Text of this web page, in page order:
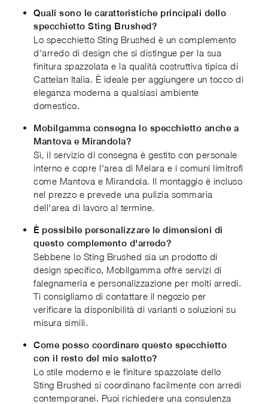
Quali sono le caratteristiche principali dello
specchietto Sting Brushed?
Lo specchietto Sting Brushed è un complemento
d'arredo di design che si distingue per la sua
finitura spazzolata e la qualità costruttiva tipica di
Cattelan Italia. È ideale per aggiungere un tocco di
eleganza moderna a qualsiasi ambiente
domestico.
Mobilgamma consegna lo specchietto anche a
Mantova e Mirandola?
Sì, il servizio di consegna è gestito con personale
interno e copre l'area di Melara e i comuni limitrofi
come Mantova e Mirandola. Il montaggio è incluso
nel prezzo e prevede una pulizia sommaria
dell'area di lavoro al termine.
È possibile personalizzare le dimensioni di
questo complemento d'arredo?
Sebbene lo Sting Brushed sia un prodotto di
design specifico, Mobilgamma offre servizi di
falegnameria e personalizzazione per molti arredi.
Ti consigliamo di contattare il negozio per
verificare la disponibilità di varianti o soluzioni su
misura simili.
Come posso coordinare questo specchietto
con il resto del mio salotto?
Lo stile moderno e le finiture spazzolate dello
Sting Brushed si coordinano facilmente con arredi
contemporanei. Puoi richiedere una consulenza